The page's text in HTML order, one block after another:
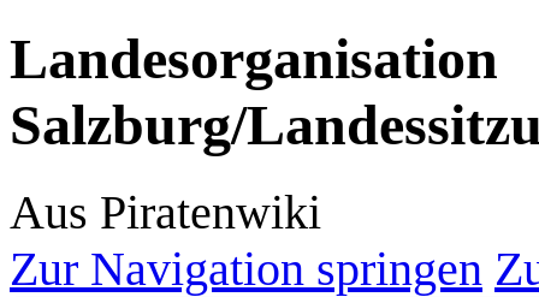
Landesorganisation
Salzburg/
Aus Piratenwiki
Zur Navigation springen